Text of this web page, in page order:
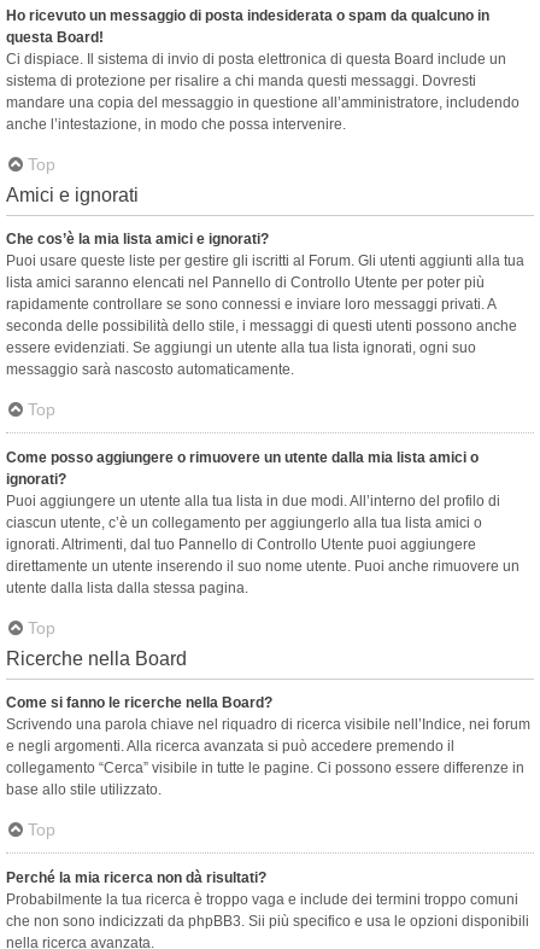
Ho ricevuto un messaggio di posta indesiderata o spam da qualcuno in
questa Board!
Ci dispiace. Il sistema di invio di posta elettronica di questa Board include un
sistema di protezione per risalire a chi manda questi messaggi. Dovresti
mandare una copia del messaggio in questione all’amministratore, includendo
anche l’intestazione, in modo che possa intervenire.
Top
Amici e ignorati
Che cos’è la mia lista amici e ignorati?
Puoi usare queste liste per gestire gli iscritti al Forum. Gli utenti aggiunti alla tua
lista amici saranno elencati nel Pannello di Controllo Utente per poter più
rapidamente controllare se sono connessi e inviare loro messaggi privati. A
seconda delle possibilità dello stile, i messaggi di questi utenti possono anche
essere evidenziati. Se aggiungi un utente alla tua lista ignorati, ogni suo
messaggio sarà nascosto automaticamente.
Top
Come posso aggiungere o rimuovere un utente dalla mia lista amici o
ignorati?
Puoi aggiungere un utente alla tua lista in due modi. All’interno del profilo di
ciascun utente, c’è un collegamento per aggiungerlo alla tua lista amici o
ignorati. Altrimenti, dal tuo Pannello di Controllo Utente puoi aggiungere
direttamente un utente inserendo il suo nome utente. Puoi anche rimuovere un
utente dalla lista dalla stessa pagina.
Top
Ricerche nella Board
Come si fanno le ricerche nella Board?
Scrivendo una parola chiave nel riquadro di ricerca visibile nell’Indice, nei forum
e negli argomenti. Alla ricerca avanzata si può accedere premendo il
collegamento “Cerca” visibile in tutte le pagine. Ci possono essere differenze in
base allo stile utilizzato.
Top
Perché la mia ricerca non dà risultati?
Probabilmente la tua ricerca è troppo vaga e include dei termini troppo comuni
che non sono indicizzati da phpBB3. Sii più specifico e usa le opzioni disponibili
nella ricerca avanzata.